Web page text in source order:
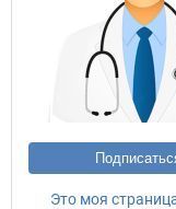
Это моя